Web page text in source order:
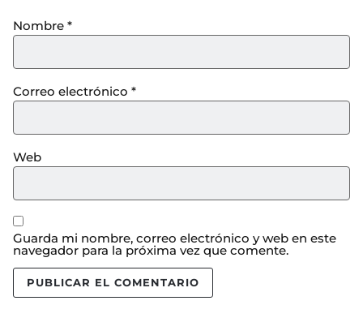
Nombre *
Correo electrónico *
Web
Guarda mi nombre, correo electrónico y web en este
navegador para la próxima vez que comente.